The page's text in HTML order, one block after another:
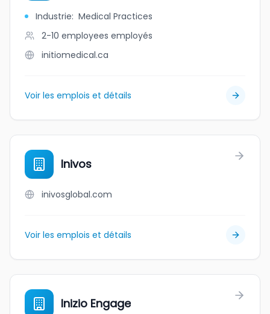
Industrie: Medical Practices
2-10 employees employés
initiomedical.ca
Voir les emplois et détails
Inivos
inivosglobal.com
Voir les emplois et détails
Inizio Engage